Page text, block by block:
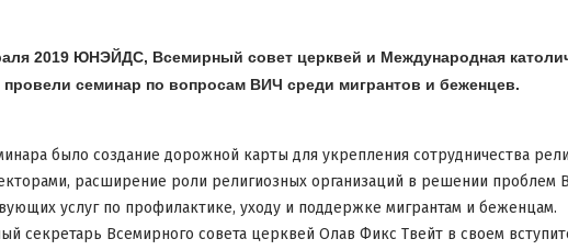
2019 ЮНЭЙДС, Всемирный совет церквей и Международная
провели семинар по вопросам ВИЧ среди мигрантов и беженцев.
было создание дорожной карты для укрепления сотрудничества
расширение роли религиозных организаций в решении проблем
услуг по профилактике, уходу и поддержке мигрантам и беженцам.
секретарь Всемирного совета церквей Олав Фикс Твейт в своем